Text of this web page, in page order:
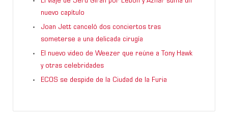
nuevo capítulo
Joan Jett canceló dos conciertos tras
someterse a una delicada cirugía
El nuevo video de Weezer que reúne a Tony Hawk
y otras celebridades
ECOS se despide de la Ciudad de la Furia